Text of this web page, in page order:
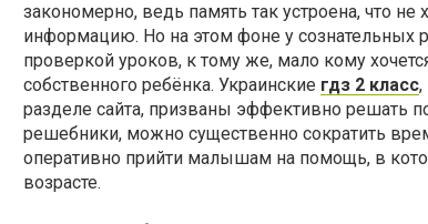
закономерно, ведь память так устроена, что
информацию. Но на этом фоне у сознательных
проверкой уроков, к тому же, мало кому
собственного ребёнка. Украинские гдз 2 класс,
разделе сайта, призваны эффективно решать
решебники, можно существенно сократить
оперативно прийти малышам на помощь, в
возрасте.